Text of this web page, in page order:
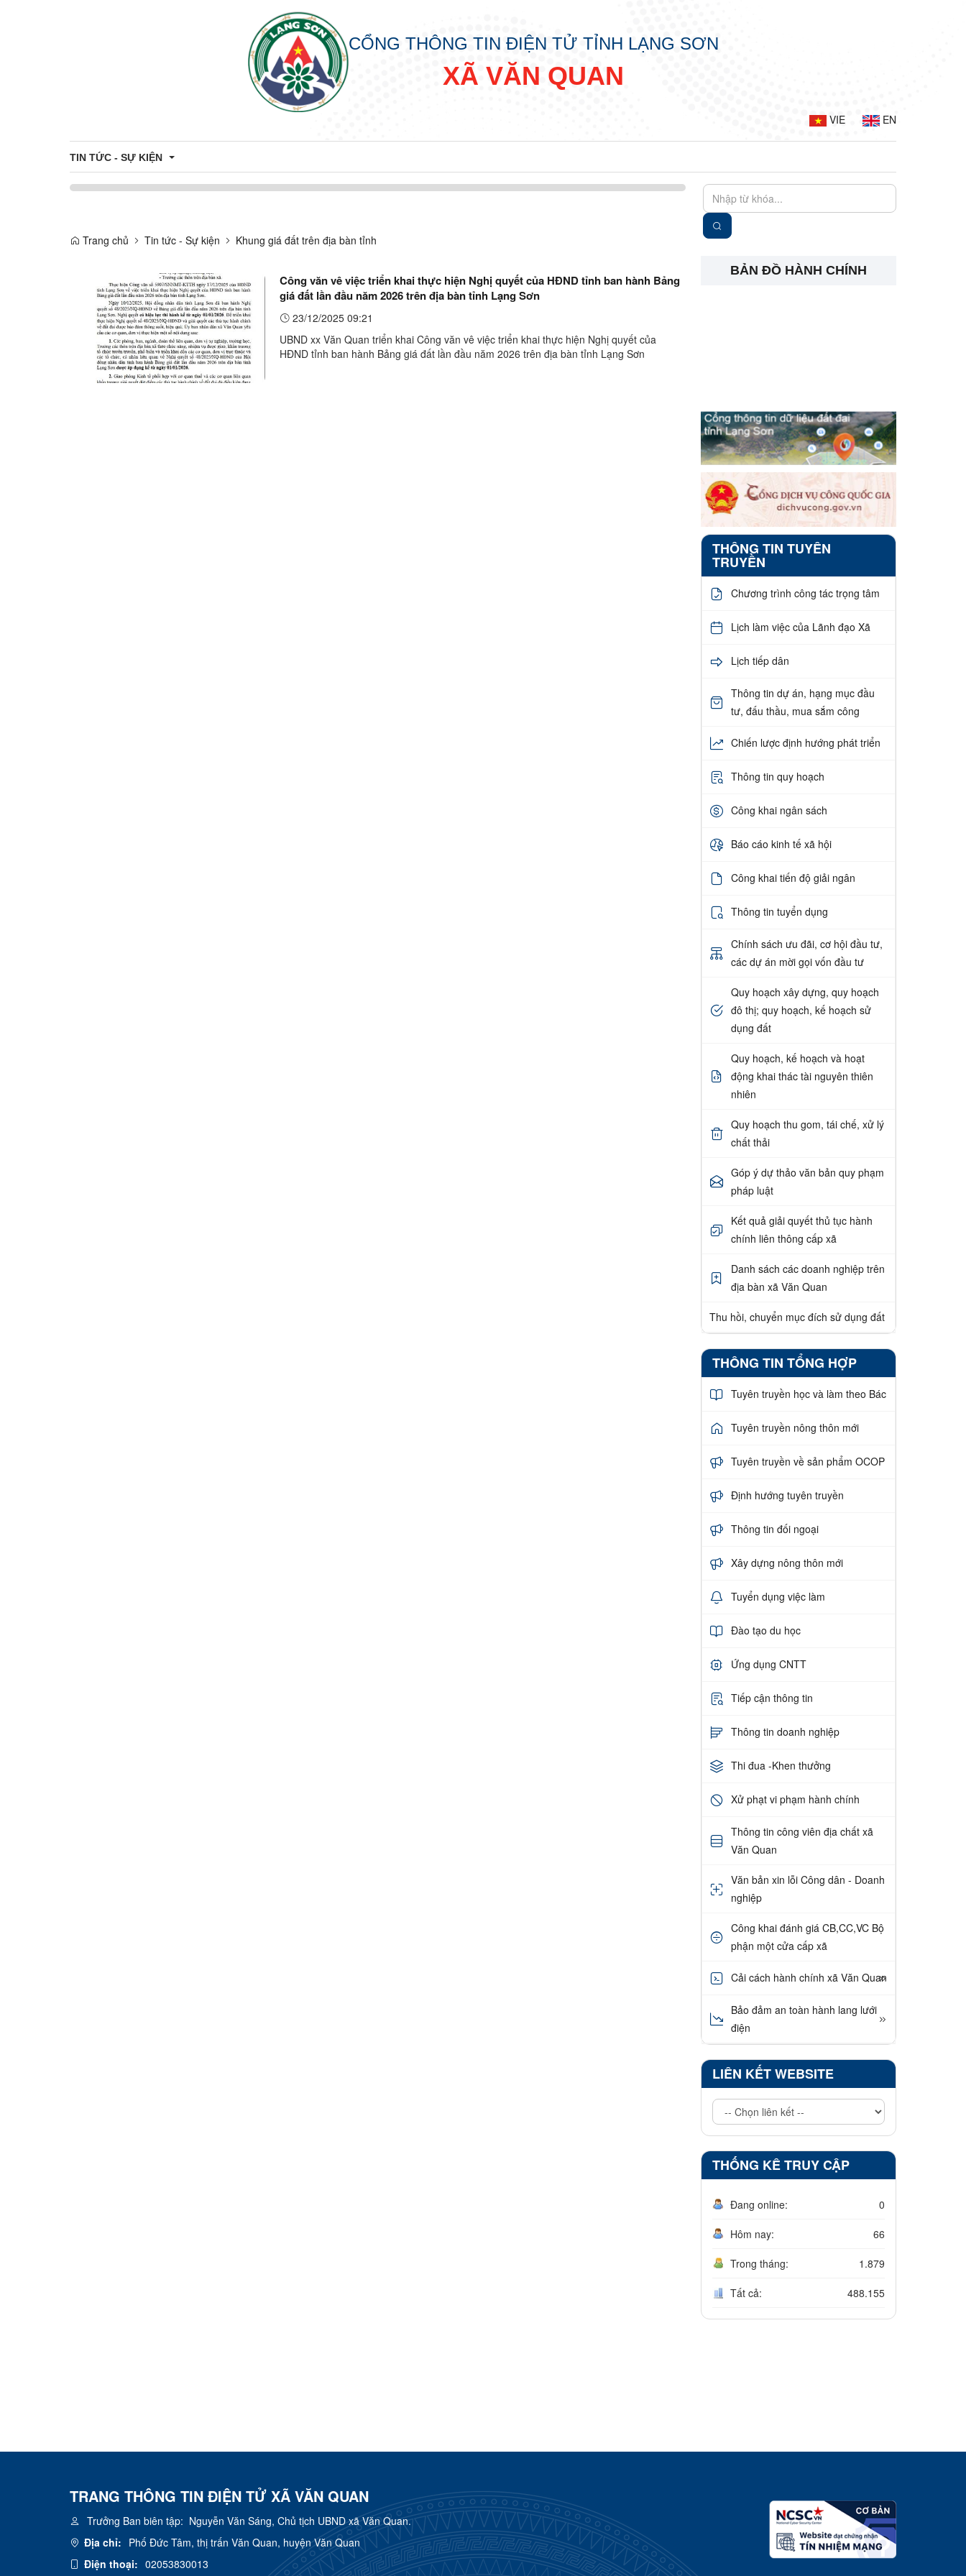
CỔNG THÔNG TIN ĐIỆN TỬ TỈNH LẠNG SƠN
XÃ VĂN QUAN
VIE EN
TIN TỨC - SỰ KIỆN
Thông tin đấu thầu - đấu giá
Công khai danh sách hỗ trợ Công dân - Doanh nghiệp
Du Lịch
Hoạt động các xã - thị trấn
Hoạt động các đoàn thể
Trang chủ Tin tức - Sự kiện Khung giá đất trên địa bàn tỉnh
Công văn vê việc triển khai thực hiện Nghị quyết của HĐND tỉnh ban hành Bảng
giá đất lần đầu năm 2026 trên địa bàn tỉnh Lạng Sơn
23/12/2025 09:21
UBND xx Văn Quan triển khai Công văn vê việc triển khai thực hiện Nghị quyết của
HĐND tỉnh ban hành Bảng giá đất lần đầu năm 2026 trên địa bàn tỉnh Lạng Sơn
BẢN ĐỒ HÀNH CHÍNH
THÔNG TIN TUYÊN
TRUYỀN
Chương trình công tác trọng tâm
Lịch làm việc của Lãnh đạo Xã
Lịch tiếp dân
Thông tin dự án, hạng mục đầu
tư, đấu thầu, mua sắm công
Chiến lược định hướng phát triển
Thông tin quy hoạch
Công khai ngân sách
Báo cáo kinh tế xã hội
Công khai tiến độ giải ngân
Thông tin tuyển dụng
Chính sách ưu đãi, cơ hội đầu tư,
các dự án mời gọi vốn đầu tư
Quy hoạch xây dựng, quy hoạch
đô thị; quy hoạch, kế hoạch sử
dụng đất
Quy hoạch, kế hoạch và hoạt
động khai thác tài nguyên thiên
nhiên
Quy hoạch thu gom, tái chế, xử lý
chất thải
Góp ý dự thảo văn bản quy phạm
pháp luật
Kết quả giải quyết thủ tục hành
chính liên thông cấp xã
Danh sách các doanh nghiệp trên
địa bàn xã Văn Quan
Thu hồi, chuyển mục đích sử dụng đất
THÔNG TIN TỔNG HỢP
Tuyên truyền học và làm theo Bác
Tuyên truyền nông thôn mới
Tuyên truyền về sản phẩm OCOP
Định hướng tuyên truyền
Thông tin đối ngoại
Xây dựng nông thôn mới
Tuyển dụng việc làm
Đào tạo du học
Ứng dụng CNTT
Tiếp cận thông tin
Thông tin doanh nghiệp
Thi đua -Khen thưởng
Xử phạt vi phạm hành chính
Thông tin công viên địa chất xã
Văn Quan
Văn bản xin lỗi Công dân - Doanh
nghiệp
Công khai đánh giá CB,CC,VC Bộ
phận một cửa cấp xã
Cải cách hành chính xã Văn Quan
Bảo đảm an toàn hành lang lưới
điện
LIÊN KẾT WEBSITE
THỐNG KÊ TRUY CẬP
Đang online: 0
Hôm nay: 66
Trong tháng: 1.879
Tất cả: 488.155
TRANG THÔNG TIN ĐIỆN TỬ XÃ VĂN QUAN
Trưởng Ban biên tập: Nguyễn Văn Sáng, Chủ tịch UBND xã Văn Quan.
Địa chỉ: Phố Đức Tâm, thị trấn Văn Quan, huyện Văn Quan
Điện thoại: 02053830013